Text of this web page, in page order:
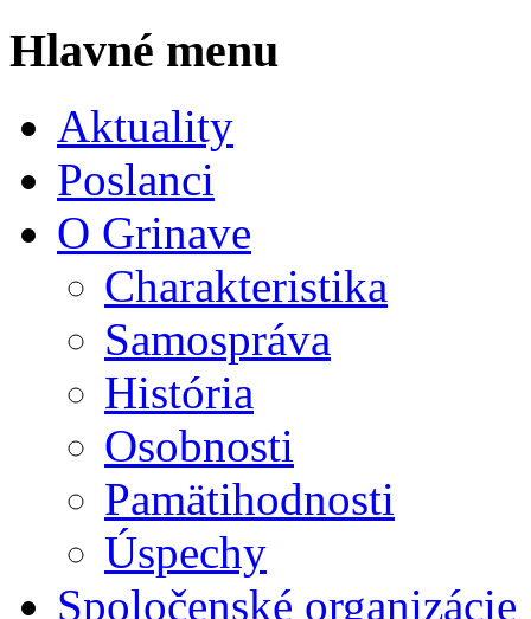
Hlavné menu
Aktuality
Poslanci
O Grinave
Charakteristika
Samospráva
História
Osobnosti
Pamätihodnosti
Úspechy
Spoločenské organizácie